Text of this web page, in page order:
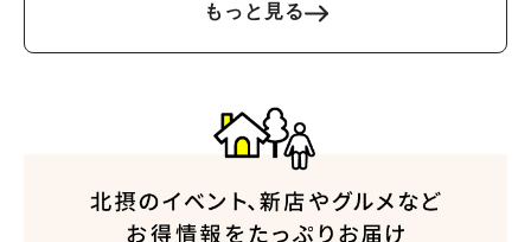
もっと見る